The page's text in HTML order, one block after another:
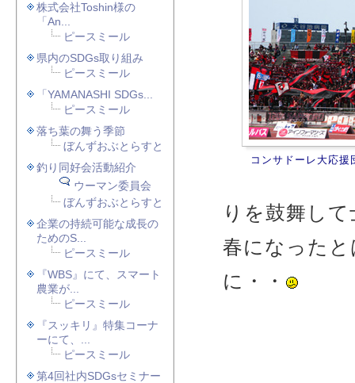
コンサドーレ大応援
りを鼓舞し
春になった
に・・
株式会社Toshin様の
「An...
ピースミール
県内のSDGs取り組み
ピースミール
「YAMANASHI SDGs...
ピースミール
落ち葉の舞う季節
ぼんずおぶとらすと
釣り同好会活動紹介
ウーマン委員会
ぼんずおぶとらすと
企業の持続可能な成長の
ためのS...
ピースミール
『WBS』にて、スマート
農業が...
ピースミール
『スッキリ』特集コーナ
ーにて、...
ピースミール
第4回社内SDGsセミナー